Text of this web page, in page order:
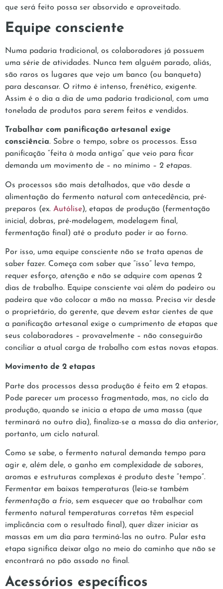
que será feito possa ser absorvido e aproveitado.
Equipe consciente
Numa padaria tradicional, os colaboradores já possuem
uma série de atividades. Nunca tem alguém parado, aliás,
são raros os lugares que vejo um banco (ou banqueta)
para descansar. O ritmo é intenso, frenético, exigente.
Assim é o dia a dia de uma padaria tradicional, com uma
tonelada de produtos para serem feitos e vendidos.
Trabalhar com panificação artesanal exige
consciência. Sobre o tempo, sobre os processos. Essa
panificação “feita à moda antiga” que veio para ficar
demanda um movimento de – no mínimo – 2 etapas.
Os processos são mais detalhados, que vão desde a
alimentação do fermento natural com antecedência, pré-
preparos (ex. Autólise), etapas de produção (fermentação
inicial, dobras, pré-modelagem, modelagem final,
fermentação final) até o produto poder ir ao forno.
Por isso, uma equipe consciente não se trata apenas de
saber fazer. Começa com saber que “isso” leva tempo,
requer esforço, atenção e não se adquire com apenas 2
dias de trabalho. Equipe consciente vai além do padeiro ou
padeira que vão colocar a mão na massa. Precisa vir desde
o proprietário, do gerente, que devem estar cientes de que
a panificação artesanal exige o cumprimento de etapas que
seus colaboradores – provavelmente – não conseguirão
conciliar a atual carga de trabalho com estas novas etapas.
Movimento de 2 etapas
Parte dos processos dessa produção é feito em 2 etapas.
Pode parecer um processo fragmentado, mas, no ciclo da
produção, quando se inicia a etapa de uma massa (que
terminará no outro dia), finaliza-se a massa do dia anterior,
portanto, um ciclo natural.
Como se sabe, o fermento natural demanda tempo para
agir e, além dele, o ganho em complexidade de sabores,
aromas e estruturas complexas é produto deste “tempo”.
Fermentar em baixas temperaturas (leia-se também
fermentação a frio, sem esquecer que ao trabalhar com
fermento natural temperaturas corretas têm especial
implicância com o resultado final), quer dizer iniciar as
massas em um dia para terminá-las no outro. Pular esta
etapa significa deixar algo no meio do caminho que não se
encontrará no pão assado no final.
Acessórios específicos